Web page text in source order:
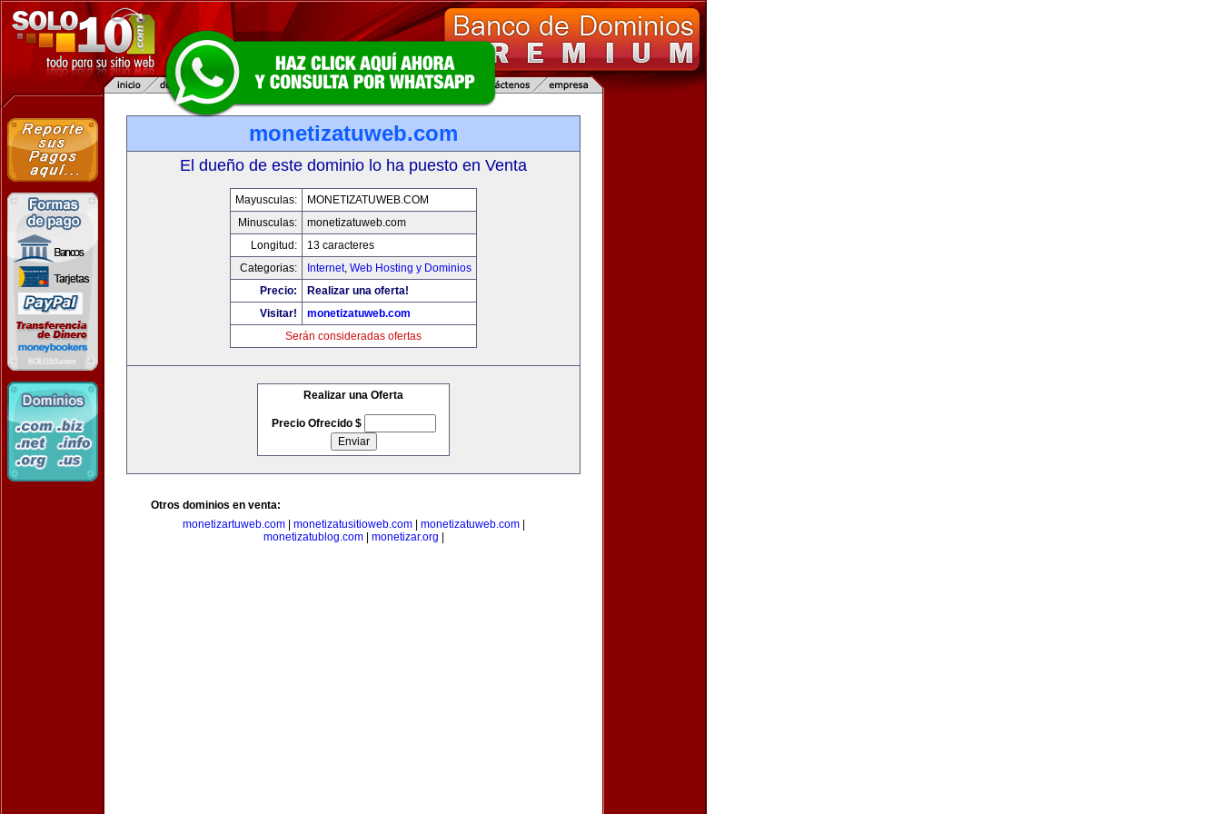
monetizatuweb.com
El dueño de este dominio lo ha puesto en Venta
Mayusculas:
MONETIZATUWEB.COM
Minusculas:
monetizatuweb.com
Longitud:
13 caracteres
Categorias:
Internet, Web Hosting y Dominios
Precio:
Realizar una oferta!
Visitar!
monetizatuweb.com
Serán consideradas ofertas
Realizar una Oferta
Precio Ofrecido $
Otros dominios en venta:
monetizartuweb.com| monetizatusitioweb.com| monetizatuweb.com|
monetizatublog.com| monetizar.org